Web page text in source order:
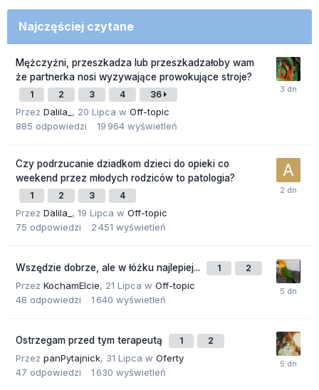
Najczęściej czytane
Mężczyźni, przeszkadza lub przeszkadzałoby wam
że partnerka nosi wyzywające prowokujące stroje?
1 2 3 4 36
Przez Dalila_ , 20 Lipca w Off-topic
885 odpowiedzi 19 964 wyświetleń
Czy podrzucanie dziadkom dzieci do opieki co
weekend przez młodych rodziców to patologia?
1 2 3 4
Przez Dalila_ , 19 Lipca w Off-topic
75 odpowiedzi 2 451 wyświetleń
Wszędzie dobrze, ale w łóżku najlepiej... 1 2
Przez KochamElcie, 21 Lipca w Off-topic
48 odpowiedzi 1 640 wyświetleń
Ostrzegam przed tym terapeutą 1 2
Przez panPytajnick, 31 Lipca w Oferty
47 odpowiedzi 1 630 wyświetleń